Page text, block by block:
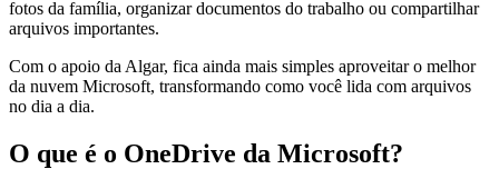
fotos da família, organizar documentos do trabalho ou compartilhar
arquivos importantes.
Com o apoio da Algar, fica ainda mais simples aproveitar o melhor
da nuvem Microsoft, transformando como você lida com arquivos
no dia a dia.
O que é o OneDrive da Microsoft?